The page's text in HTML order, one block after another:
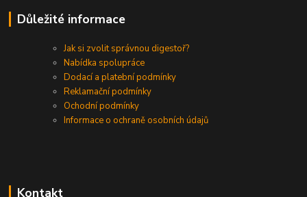
Důležité informace
Jak si zvolit správnou digestoř?
Nabídka spolupráce
Dodací a platební podmínky
Reklamační podmínky
Ochodní podmínky
Informace o ochraně osobních údajů
Kontakt